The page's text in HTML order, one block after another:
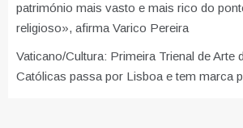
património mais vasto e mais rico do
religioso», afirma Varico Pereira
Vaticano/Cultura: Primeira Trienal de Arte
Católicas passa por Lisboa e tem marca